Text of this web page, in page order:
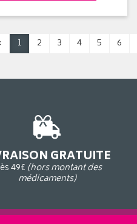
1 2 3 4 5 6
GRATUITE
49€ (hors montant des
médicaments)